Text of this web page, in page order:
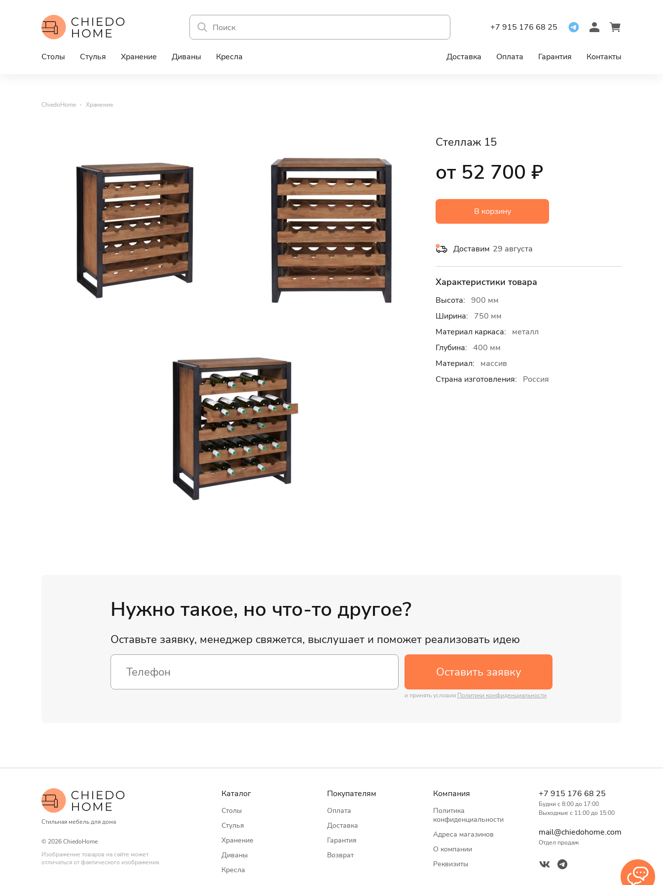
+7 915 176 68 25
Столы Стулья Хранение Диваны Кресла Доставка Оплата Гарантия Контакты
ChiedoHome Хранение
Стеллаж 15
от 52 700 ₽
В корзину
Доставим 29 августа
Характеристики товара
Высота:
900 мм
Ширина:
750 мм
Материал каркаса:
металл
Глубина: 400 мм
Материал:
массив
Страна изготовления:
Россия
Нужно такое, но что-то другое?
Оставьте заявку, менеджер свяжется, выслушает и поможет реализовать идею
Оставить заявку
и принять условия Политики конфиденциальности
Стильная мебель для дома
© 2026 ChiedoHome
Изображение товаров на сайте может
отличаться от фактического изображения.
Каталог
Столы
Стулья
Хранение
Диваны
Кресла
Покупателям
Оплата
Доставка
Гарантия
Возврат
Компания
Политика
конфиденциальности
Адреса магазинов
О компании
Реквизиты
+7 915 176 68 25
Будни с 8:00 до 17:00
Выходные с 11:00 до 15:00
mail@chiedohome.com
Отдел продаж